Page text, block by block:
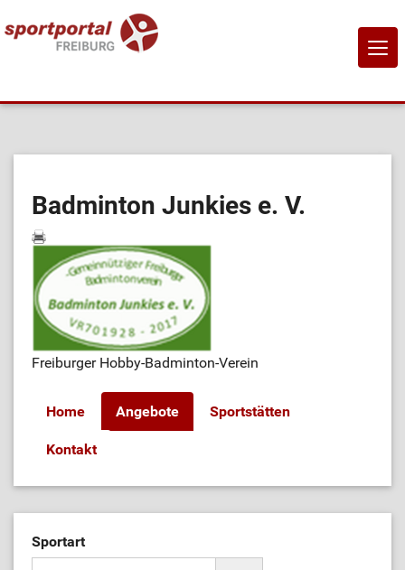
Sportanbietende
Sportstätten
Job-Börse
Badminton Junkies e. V.
Freiburger Hobby-Badminton-Verein
Home Angebote Sportstätten
Kontakt
Sportart